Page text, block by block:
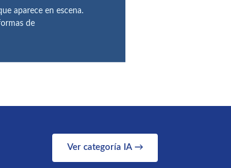
aparece en escena.
de
Ver categoría IA →